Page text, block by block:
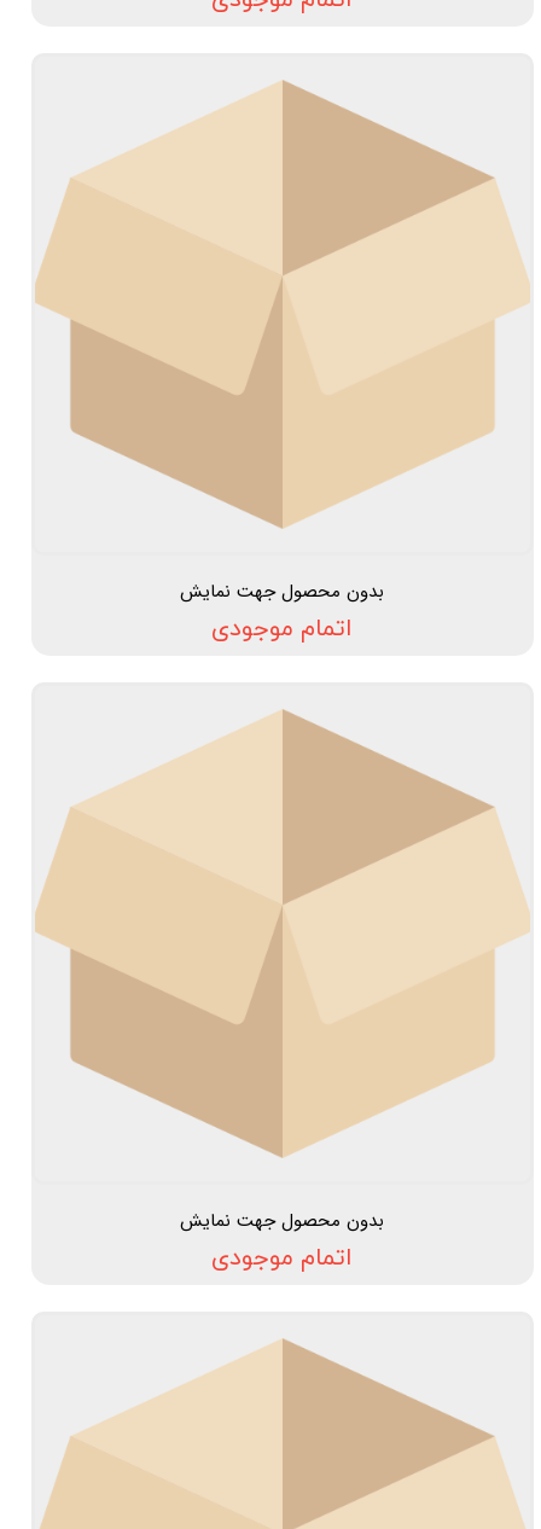
بدون محصول جهت نمایش
اتمام موجودی
بدون محصول جهت نمایش
اتمام موجودی